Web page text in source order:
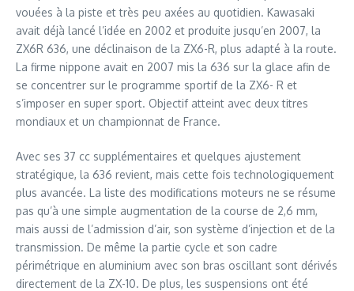
vouées à la piste et très peu axées au quotidien. Kawasaki
avait déjà lancé l’idée en 2002 et produite jusqu’en 2007, la
ZX6R 636, une déclinaison de la ZX6-R, plus adapté à la route.
La firme nippone avait en 2007 mis la 636 sur la glace afin de
se concentrer sur le programme sportif de la ZX6- R et
s’imposer en super sport. Objectif atteint avec deux titres
mondiaux et un championnat de France.
Avec ses 37 cc supplémentaires et quelques ajustement
stratégique, la 636 revient, mais cette fois technologiquement
plus avancée. La liste des modifications moteurs ne se résume
pas qu’à une simple augmentation de la course de 2,6 mm,
mais aussi de l’admission d’air, son système d’injection et de la
transmission. De même la partie cycle et son cadre
périmétrique en aluminium avec son bras oscillant sont dérivés
directement de la ZX-10. De plus, les suspensions ont été